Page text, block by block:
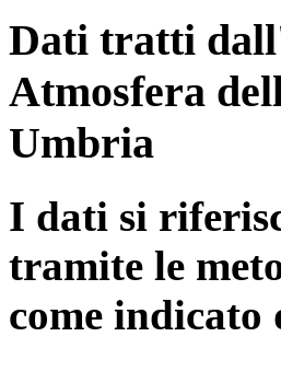
Dati tratti
Atmosfera
Umbria
I dati si
tramite le
come indicato